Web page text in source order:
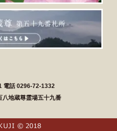
電話0296-72-1332
八地蔵尊霊場五十九番